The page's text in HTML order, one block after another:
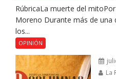
RúbricaLa muerte del
Moreno Durante más de una
los...
OPINIÓN
La